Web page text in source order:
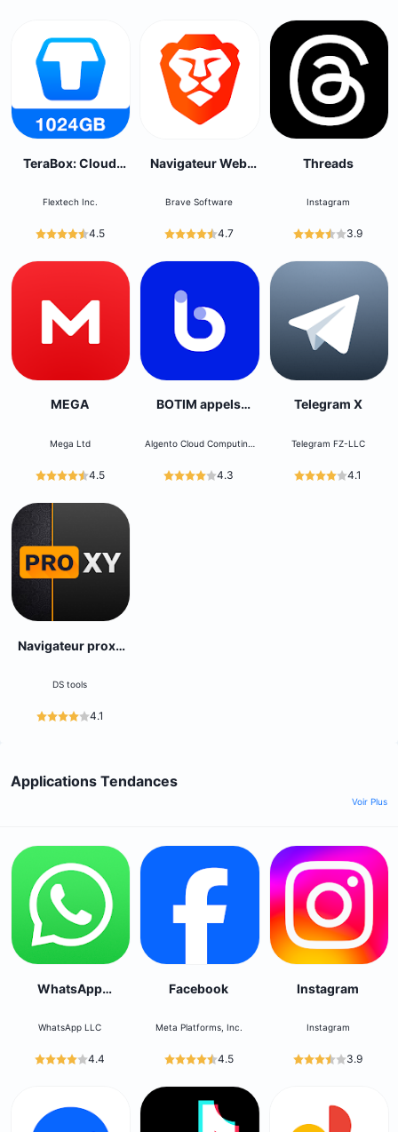
TeraBox: Cloud
Flextech Inc.
4.5
Navigateur Web
Brave Software
4.7
Threads
Instagram
3.9
MEGA
Mega Ltd
4.5
BOTIM appels
Algento Cloud Computing
4.3
Telegram X
Telegram FZ-LLC
4.1
Navigateur proxy
DS tools
4.1
Applications Tendances
Voir Plus
WhatsApp
WhatsApp LLC
4.4
Facebook
Meta Platforms, Inc.
4.5
Instagram
Instagram
3.9